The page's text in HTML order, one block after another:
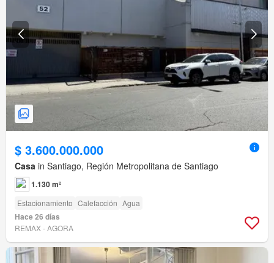
$ 3.600.000.000
Casa in Santiago, Región Metropolitana de Santiago
1.130 m²
Estacionamiento Calefacción Agua
Hace 26 días
REMAX - AGORA